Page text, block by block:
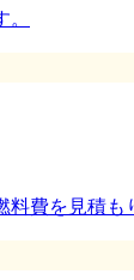
費を見積も